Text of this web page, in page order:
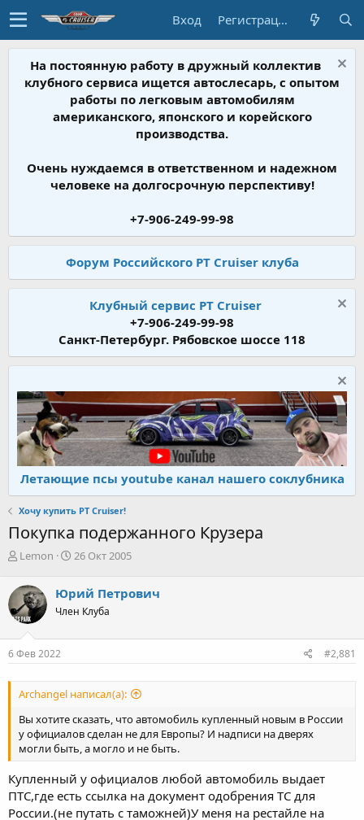
Вход Регистрация
На постоянную работу в дружный коллектив
клубного сервиса ищется автослесарь, с опытом
работы по легковым автомобилям
американского, японского и корейского
производства.
Очень нуждаемся в ответственном и надежном
человеке на долгосрочную перспективу!
+7-906-249-99-98
Форум Российского PT Cruiser клуба
Клубный сервис PT Cruiser
+7-906-249-99-98
Санкт-Петербург. Рябовское шоссе 118
Летающие псы youtube канал нашего соклубника
Хочу купить PT Cruiser!
Покупка подержанного Крузера
А
т
о
р
т
е
м
Lemon
Д
а
н
ч
26 Окт 2005
Юрий Петрович
Член Клуба
6 Фев 2022 #2,881
Archangel написал(а):
Вы хотите сказать, что автомобиль купленный новым в России
у официалов сделан не для Европы? И надписи на дверях
могли быть, а могло и не быть.
Купленный у официалов любой автомобиль выдает
ПТС,где есть ссылка на документ одобрения ТС для
России.(не путать с таможней)У меня на рестайле на